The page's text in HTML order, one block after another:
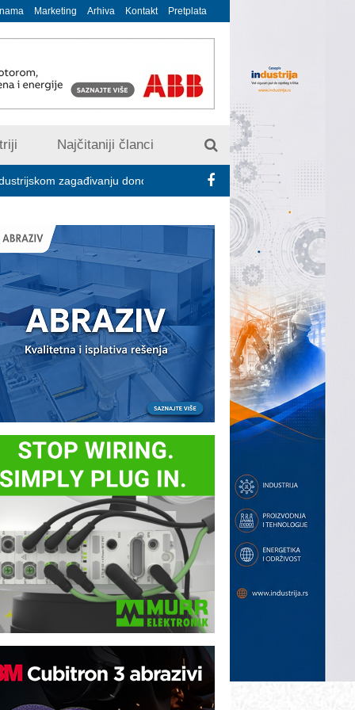
Marketing Arhiva Kontakt Pretplata
Najčitaniji članci
donosi digitalizaciju dozvola i strožu kontrolu emisija
Automatizacija pakovanja · Display
Ready) omotnice
Potpuna efikasnost bez složenih
sistema